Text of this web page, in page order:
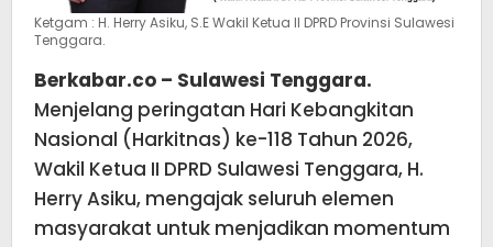
Ketgam : H. Herry Asiku, S.E Wakil Ketua II DPRD Provinsi Sulawesi
Tenggara.
Berkabar.co – Sulawesi Tenggara.
Menjelang peringatan Hari Kebangkitan
Nasional (Harkitnas) ke-118 Tahun 2026,
Wakil Ketua II DPRD Sulawesi Tenggara, H.
Herry Asiku, mengajak seluruh elemen
masyarakat untuk menjadikan momentum